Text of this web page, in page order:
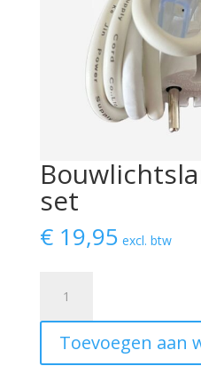
set
€19,95 excl. btw
stekker
set
aantalToevoegen aan